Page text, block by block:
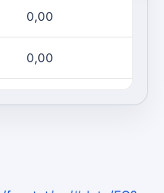
0,00
0,00